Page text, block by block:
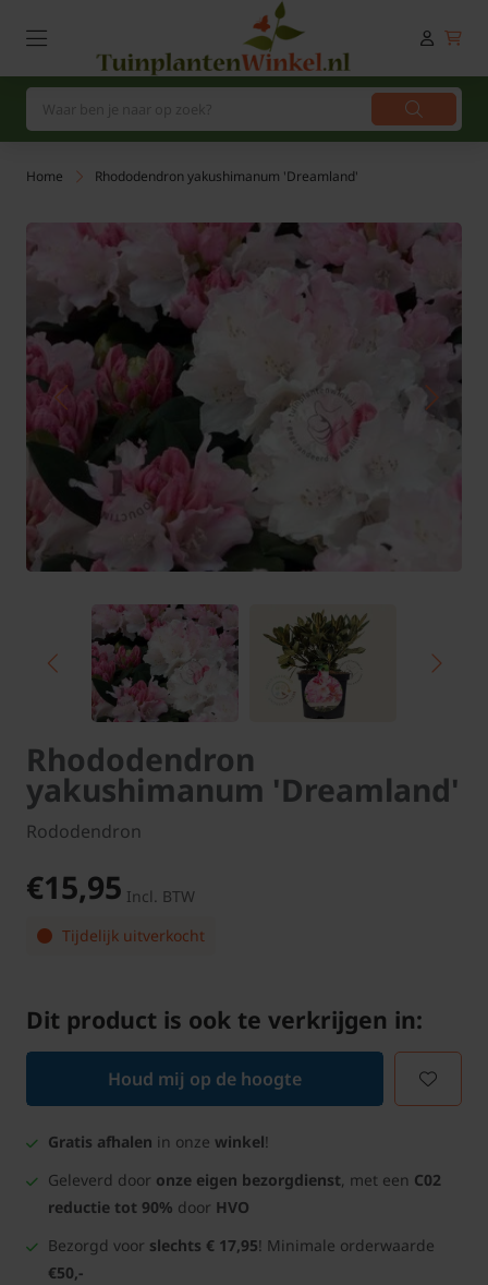
Home Rhododendron yakushimanum 'Dreamland'
Rhododendron
yakushimanum 'Dreamland'
Rododendron
€15,95 Incl. BTW
Tijdelijk uitverkocht
Dit product is ook te verkrijgen in:
Houd mij op de hoogte
Gratis afhalen in onze winkel!
Geleverd door onze eigen bezorgdienst, met een C02
reductie tot 90% door HVO
Bezorgd voor slechts € 17,95! Minimale orderwaarde
€50,-